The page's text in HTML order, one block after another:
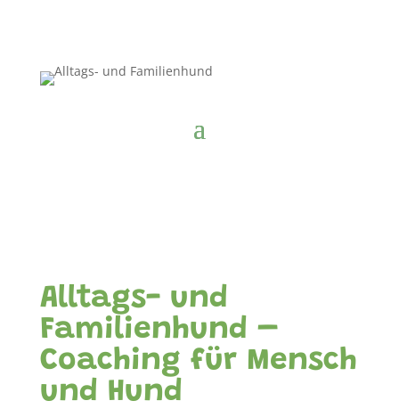
Alltags- und
Familienhund –
Coaching für Mensch
und Hund